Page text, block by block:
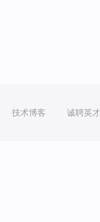
技术博客 诚聘英才